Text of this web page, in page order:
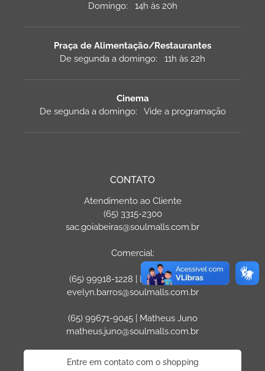
Domingo: 14h às 20h
Praça de Alimentação/Restaurantes
De segunda a domingo: 11h às 22h
Cinema
De segunda a domingo: Vide a programação
CONTATO
Atendimento ao Cliente
(65) 3315-2300
sac.goiabeiras@soulmalls.com.br
Comercial:
(65) 99918-1228 | Evelyn Barros
evelyn.barros@soulmalls.com.br
(65) 99671-9045 | Matheus Juno
matheus.juno@soulmalls.com.br
Entre em contato com o shopping